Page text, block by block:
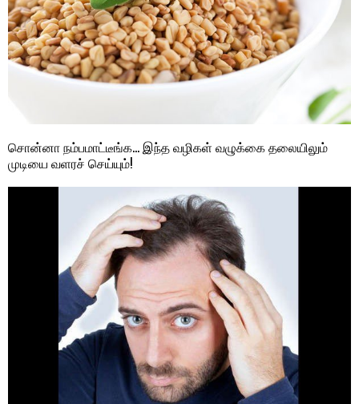
சொன்னா நம்பமாட்டீங்க… இந்த வழிகள் வழுக்கை தலையிலும்
முடியை வளரச் செய்யும்!